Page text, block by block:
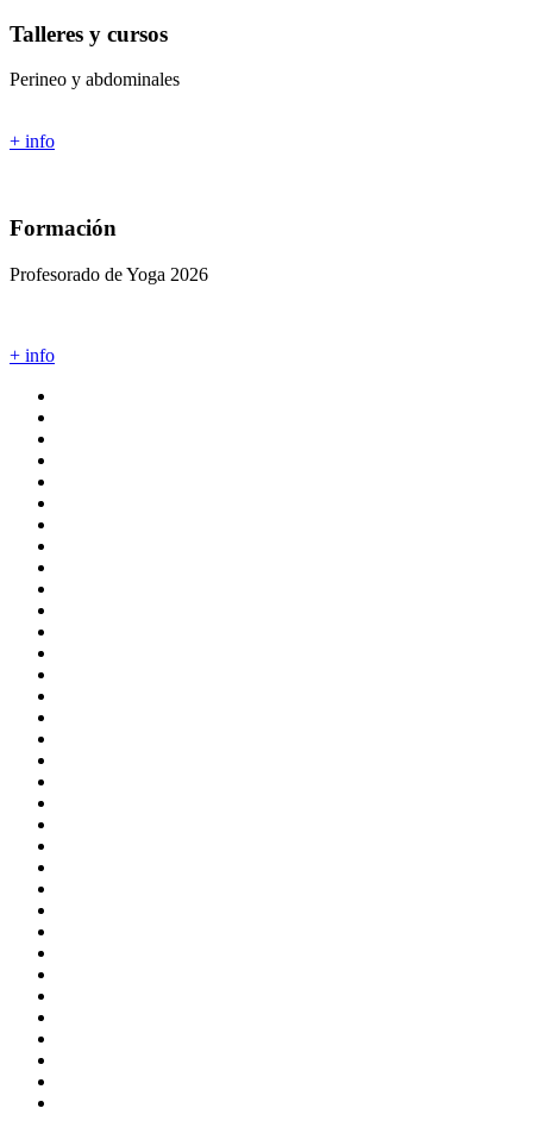
Talleres y cursos
Perineo y abdominales
+ info
Formación
Profesorado de Yoga 2026
+ info